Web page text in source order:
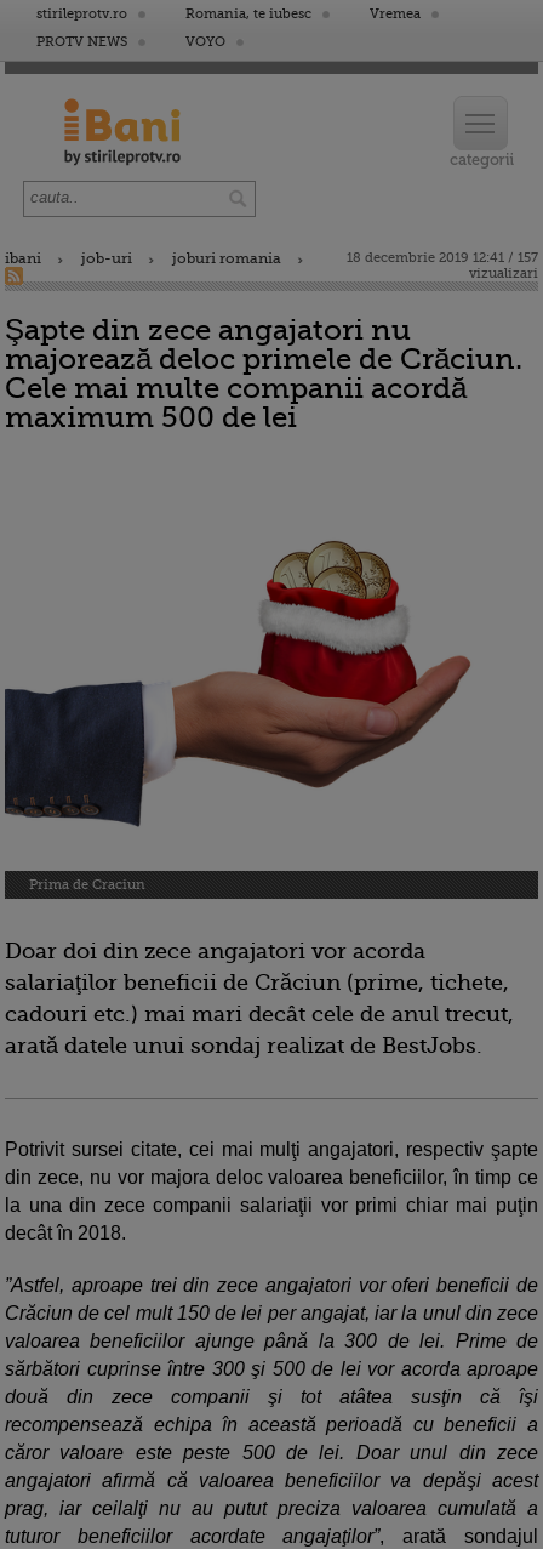
stirileprotv.ro Romania, te iubesc
Vremea
PROTV NEWS
VOYO
ibani job-uri joburi romania
18 decembrie 2019 12:41 / 157
vizualizari
Şapte din zece angajatori nu
majorează deloc primele de Crăciun.
Cele mai multe companii acordă
maximum 500 de lei
Prima de Craciun
Doar doi din zece angajatori vor acorda
salariaţilor beneficii de Crăciun (prime, tichete,
cadouri etc.) mai mari decât cele de anul trecut,
arată datele unui sondaj realizat de BestJobs.
Potrivit sursei citate, cei mai mulţi angajatori, respectiv şapte
din zece, nu vor majora deloc valoarea beneficiilor, în timp ce
la una din zece companii salariaţii vor primi chiar mai puţin
decât în 2018.
”Astfel, aproape trei din zece angajatori vor oferi beneficii de
Crăciun de cel mult 150 de lei per angajat, iar la unul din zece
valoarea beneficiilor ajunge până la 300 de lei. Prime de
sărbători cuprinse între 300 şi 500 de lei vor acorda aproape
două din zece companii şi tot atâtea susţin că îşi
recompensează echipa în această perioadă cu beneficii a
căror valoare este peste 500 de lei. Doar unul din zece
angajatori afirmă că valoarea beneficiilor va depăşi acest
prag, iar ceilalţi nu au putut preciza valoarea cumulată a
tuturor beneficiilor acordate angajaţilor”, arată sondajul